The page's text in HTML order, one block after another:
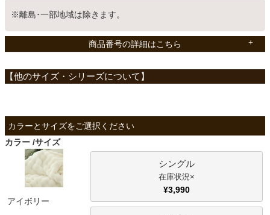
ホームオフィス
ファブリック
カーテン
※離島･一部地域は除きます。
商品番号の詳細はこちら
カラー サイズ
アイボリー
シングル
×
¥3,990